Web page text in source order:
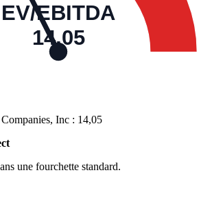
EV/EBITDA
14,05
Inc : 14,05
une fourchette standard.